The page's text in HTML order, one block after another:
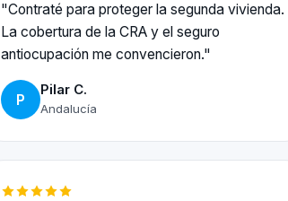
"Contraté para proteger la segunda vivienda.
La cobertura de la CRA y el seguro
antiocupación me convencieron."
P
Pilar C.
Andalucía